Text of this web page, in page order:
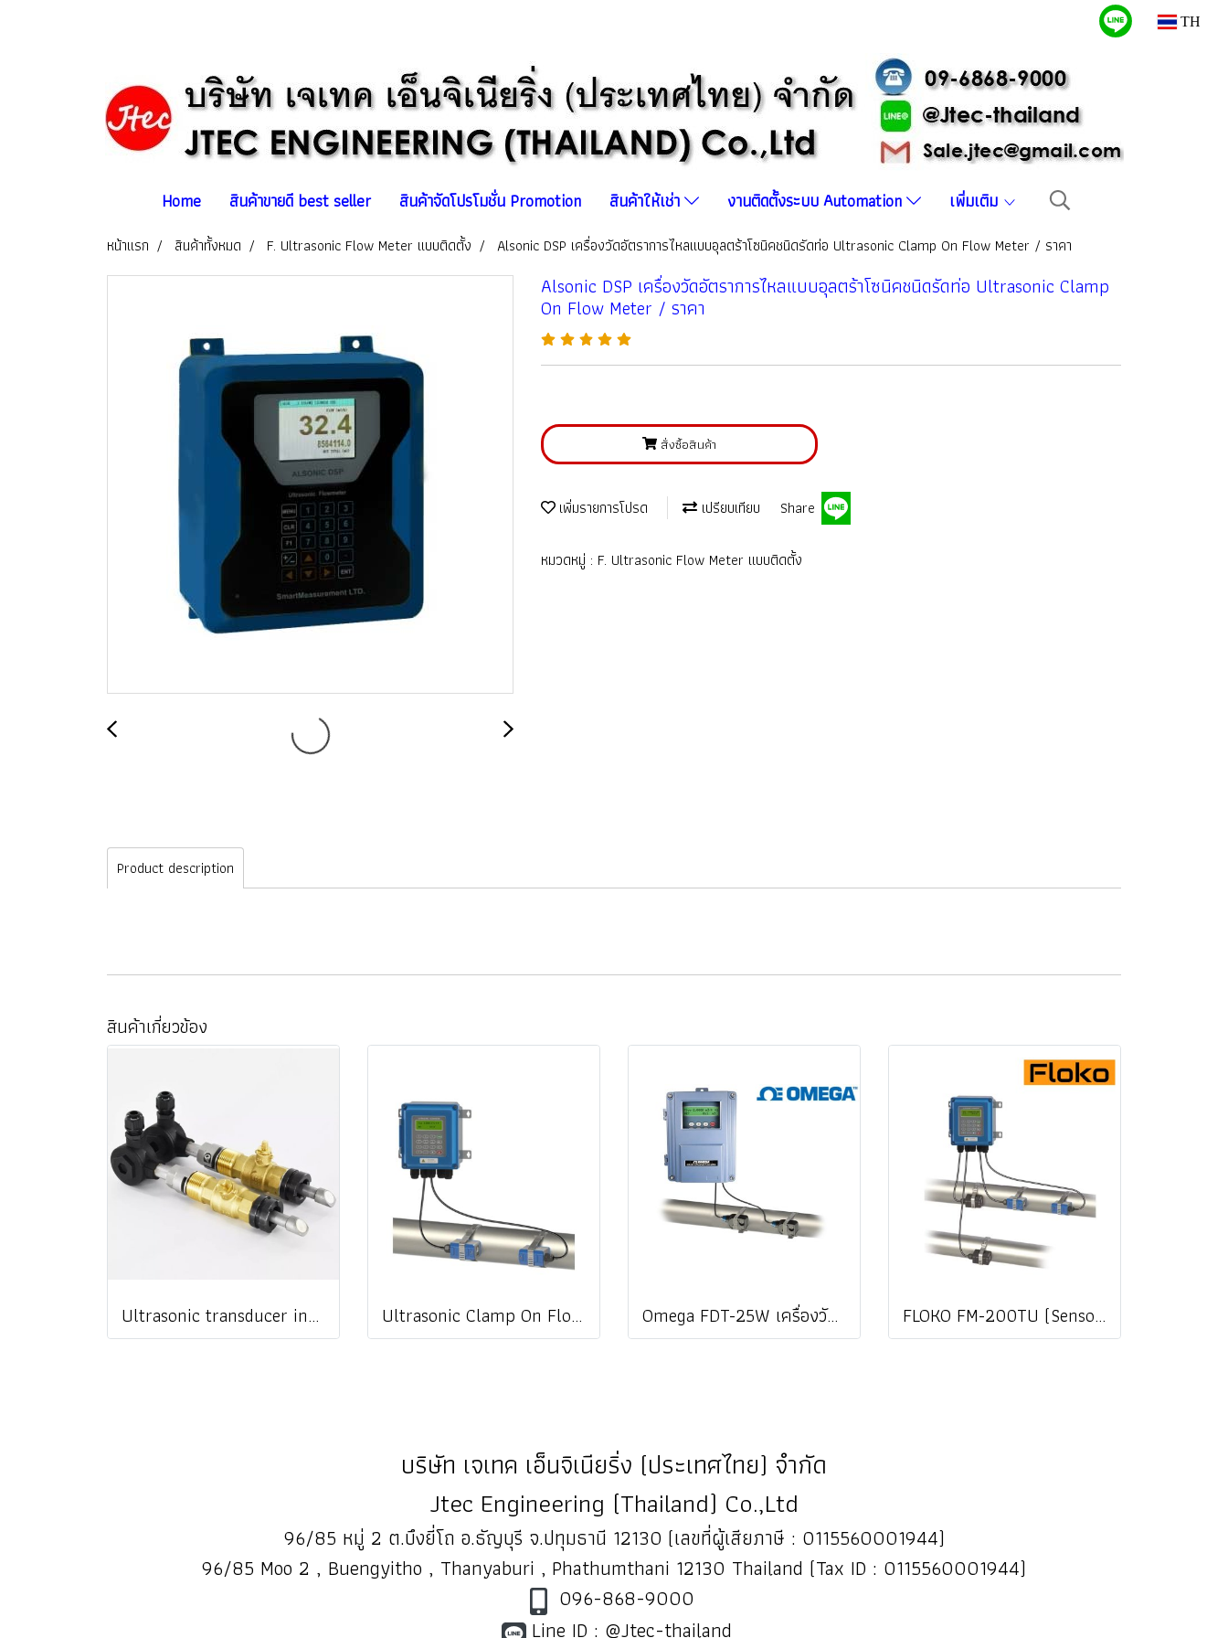
TH
Home สินค้าขายดี best seller สินค้าจัดโปรโมชั่น Promotion สินค้าให้เช่า งานติดตั้งระบบ Automation เพิ่มเติม
หน้าแรก สินค้าทั้งหมด F. Ultrasonic Flow Meter แบบติดตั้ง Alsonic DSP เครื่องวัดอัตราการไหลแบบอุลตร้าโซนิคชนิดรัดท่อ Ultrasonic Clamp On Flow Meter / ราคา
Alsonic DSP เครื่องวัดอัตราการไหลแบบอุลตร้าโซนิคชนิดรัดท่อ Ultrasonic Clamp
On Flow Meter / ราคา
สั่งซื้อสินค้า
เพิ่มรายการโปรด เปรียบเทียบ Share
หมวดหมู่ : F. Ultrasonic Flow Meter แบบติดตั้ง
Product description
สินค้าเกี่ยวข้อง
Ultrasonic transducer insertion type รุ่น TC-1 @ ราคา Ultrasonic Clamp On Flow Meter / ketwell KWF-2000B / DTI-200F5 / DTI-200B / imari UFM-703 / jedto flow-0129 Omega FDT-25W เครื่องวัดอัตราการไหลของเหลว แบบอุลตร้าโซนิคชนิดรัดท่อ Wall Mount Ultrasonic Clamp On Flow Meter @ ราคา FLOKO FM-200TU (Sensor TM-1 + Sensor CT-1) เครื่องวัดการไหลและวัดค่าพลังงานความร้อน | Ultrasonic Flow Meter & BTU Energy Meter @ ราคา
บริษัท เจเทค เอ็นจิเนียริ่ง (ประเทศไทย) จำกัด
Jtec Engineering (Thailand) Co.,Ltd
96/85 หมู่ 2 ต.บึงยี่โถ อ.ธัญบุรี จ.ปทุมธานี 12130 (เลขที่ผู้เสียภาษี : 0115560001944)
96/85 Moo 2 , Buengyitho , Thanyaburi , Phathumthani 12130 Thailand (Tax ID : 0115560001944)
096-868-9000
Line ID : @Jtec-thailand